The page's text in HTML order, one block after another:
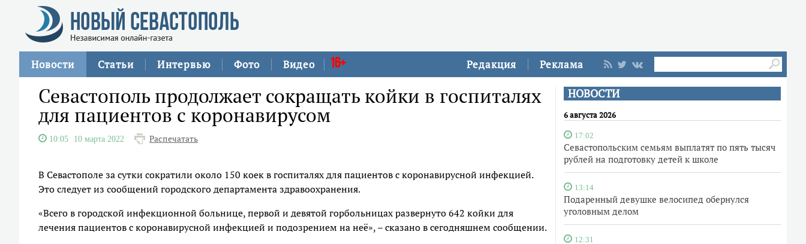
Редакция Реклама
Новости Статьи Интервью Фото Видео 16+
НОВОСТИ
6 августа 2026
17:02
Севастопольским семьям выплатят по пять тысяч
рублей на подготовку детей к школе
13:14
Подаренный девушке велосипед обернулся
уголовным делом
12:31
Севастополь продолжает сокращать койки в госпиталях
для пациентов с коронавирусом
10:05 10 марта 2022 Распечатать
В Севастополе за сутки сократили около 150 коек в госпиталях для пациентов с коронавирусной инфекцией.
Это следует из сообщений городского департамента здравоохранения.
«Всего в городской инфекционной больнице, первой и девятой горбольницах развернуто 642 койки для
лечения пациентов с коронавирусной инфекцией и подозрением на неё», – сказано в сегодняшнем сообщении.